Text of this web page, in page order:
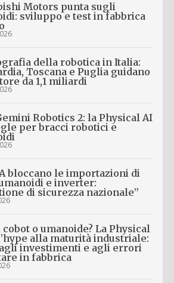
Motors punta sugli
sviluppo e test in fabbrica
della robotica in Italia:
Toscana e Puglia guidano
da 1,1 miliardi
Robotics 2: la Physical AI
per bracci robotici e
bloccano le importazioni di
e inverter:
di sicurezza nazionale”
cobot o umanoide? La Physical
alla maturità industriale:
investimenti e agli errori
in fabbrica